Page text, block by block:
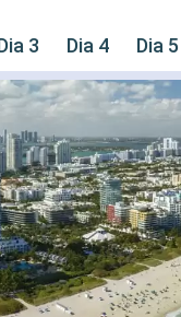
3 Dia 4 Dia 5